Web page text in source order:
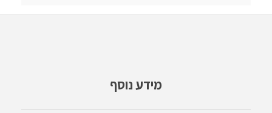
מידע נוסף